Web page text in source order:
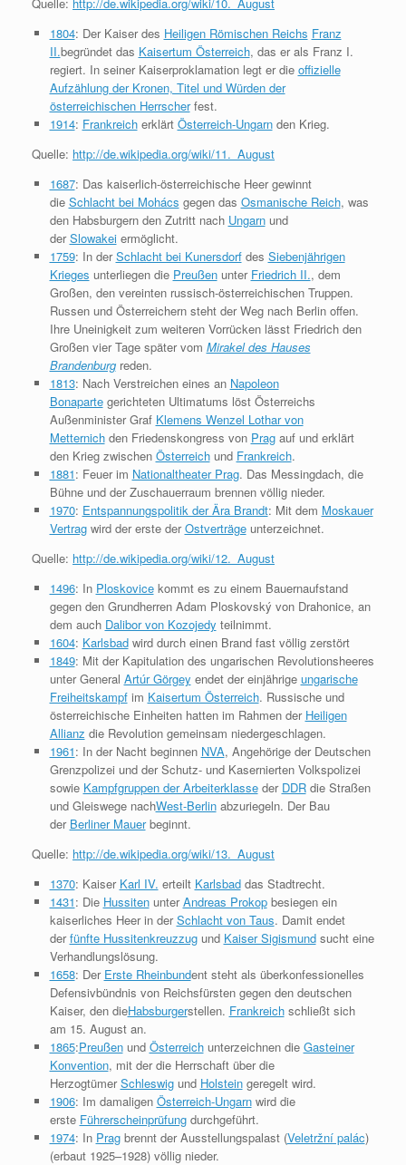
1804: Der Kaiser des Heiligen Römischen Reichs Franz
II.begründet das Kaisertum Österreich, das er als Franz I.
regiert. In seiner Kaiserproklamation legt er die offizielle
Aufzählung der Kronen, Titel und Würden der
österreichischen Herrscherfest.
1914: Frankreicherklärt Österreich-Ungarnden Krieg.
Quelle: http://de.wikipedia.org/wiki/11._August
1687: Das kaiserlich-österreichische Heer gewinnt
die Schlacht bei Mohács gegen das Osmanische Reich, was
den Habsburgern den Zutritt nach Ungarnund
derSlowakeiermöglicht.
1759: In derSchlacht bei Kunersdorfdes Siebenjährigen
Krieges unterliegen die Preußenunter Friedrich II., dem
Großen, den vereinten russisch-österreichischen Truppen.
Russen und Österreichern steht der Weg nach Berlin offen.
Ihre Uneinigkeit zum weiteren Vorrücken lässt Friedrich den
Großen vier Tage später vom Mirakel des Hauses
Brandenburg reden.
1813: Nach Verstreichen eines an Napoleon
Bonapartegerichteten Ultimatums löst Österreichs
Außenminister Graf Klemens Wenzel Lothar von
Metternichden Friedenskongress von Pragauf und erklärt
den Krieg zwischen Österreichund Frankreich.
1881: Feuer im Nationaltheater Prag. Das Messingdach, die
Bühne und der Zuschauerraum brennen völlig nieder.
1970: Entspannungspolitik der Ära Brandt: Mit dem Moskauer
Vertragwird der erste derOstverträgeunterzeichnet.
Quelle: http://de.wikipedia.org/wiki/12._August
1496: In Ploskovicekommt es zu einem Bauernaufstand
gegen den Grundherren Adam Ploskovský von Drahonice, an
dem auch Dalibor von Kozojedy teilnimmt.
1604: Karlsbadwird durch einen Brand fast völlig zerstört
1849: Mit der Kapitulation des ungarischen Revolutionsheeres
unter General Artúr Görgey endet der einjährige ungarische
Freiheitskampfim Kaisertum Österreich. Russische und
österreichische Einheiten hatten im Rahmen der Heiligen
Allianz die Revolution gemeinsam niedergeschlagen.
1961: In der Nacht beginnen NVA, Angehörige der Deutschen
Grenzpolizei und der Schutz- und Kasernierten Volkspolizei
sowie Kampfgruppen der Arbeiterklasseder DDRdie Straßen
und Gleiswege nachWest-Berlinabzuriegeln. Der Bau
der Berliner Mauerbeginnt.
Quelle: http://de.wikipedia.org/wiki/13._August
1370: Kaiser Karl IV. erteilt Karlsbaddas Stadtrecht.
1431: Die HussitenunterAndreas Prokopbesiegen ein
kaiserliches Heer in derSchlacht von Taus. Damit endet
derfünfte Hussitenkreuzzugund Kaiser Sigismundsucht eine
Verhandlungslösung.
1658: Der Erste Rheinbundent steht als überkonfessionelles
Defensivbündnis von Reichsfürsten gegen den deutschen
Kaiser, den dieHabsburgerstellen. Frankreichschließt sich
am 15. August an.
1865:Preußenund Österreichunterzeichnen die Gasteiner
Konvention, mit der die Herrschaft über die
HerzogtümerSchleswigund Holsteingeregelt wird.
1906: Im damaligen Österreich-Ungarnwird die
erste Führerscheinprüfungdurchgeführt.
1974: In Pragbrennt der Ausstellungspalast (Veletržní palác)
(erbaut 1925–1928) völlig nieder.